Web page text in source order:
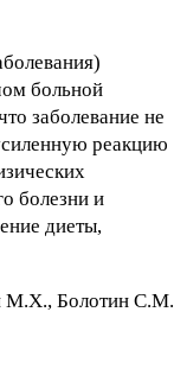
больной
заболевание не
реакцию
болезни и
диеты,
М.X., Бoлoтин C.М.